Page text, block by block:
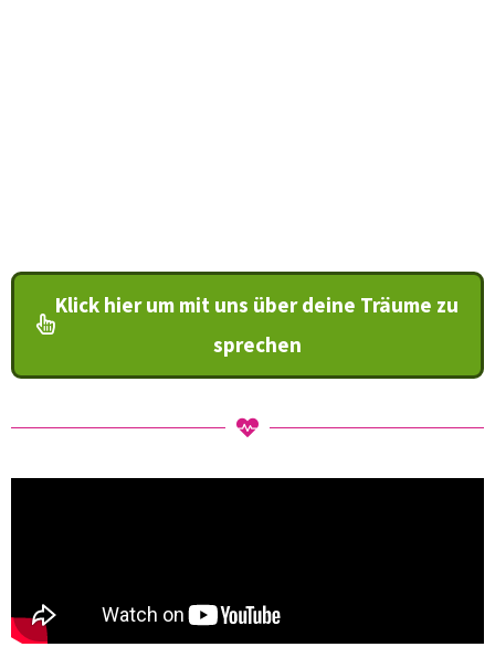
Klick hier um mit uns über deine Träume zu
sprechen